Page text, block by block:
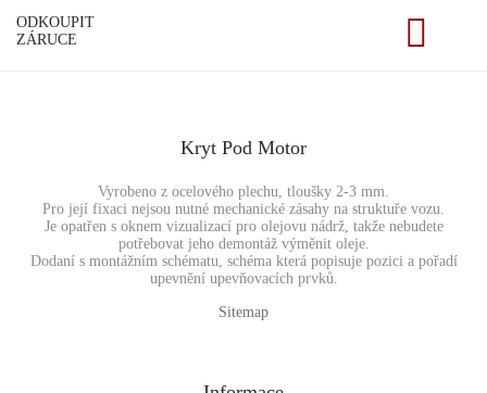
ODKOUPIT
ZÁRUCE
Kryt Pod Motor
Vyrobeno z ocelového plechu, tloušky 2-3 mm.
Pro její fixaci nejsou nutné mechanické zásahy na struktuře vozu.
Je opatřen s oknem vizualizací pro olejovu nádrž, takže nebudete
potřebovat jeho demontáž výměnit oleje.
Dodaní s montážním schématu, schéma která popisuje pozici a pořadí
upevnění upevňovacích prvků.
Sitemap